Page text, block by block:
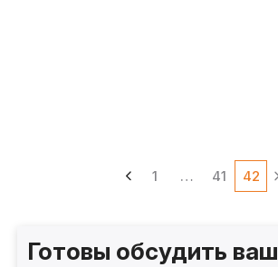
1 … 41 42
Готовы обсудить ваш